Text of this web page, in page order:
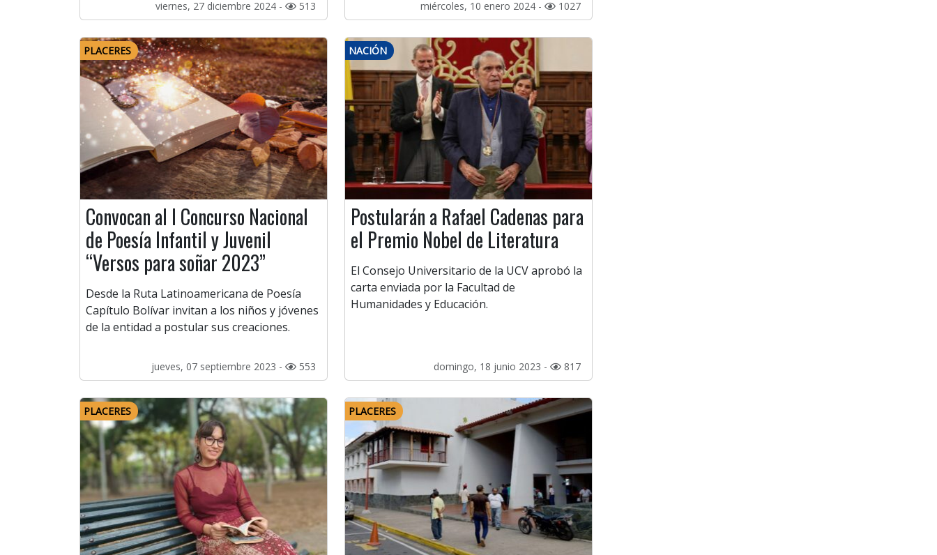
viernes, 27 diciembre 2024 - 513 miércoles, 10 enero 2024 - 1027
PLACERES
Convocan al I Concurso Nacional
de Poesía Infantil y Juvenil
“Versos para soñar 2023”
Desde la Ruta Latinoamericana de Poesía
Capítulo Bolívar invitan a los niños y jóvenes
de la entidad a postular sus creaciones.
jueves, 07 septiembre 2023 - 553
NACIÓN
Postularán a Rafael Cadenas para
el Premio Nobel de Literatura
El Consejo Universitario de la UCV aprobó la
carta enviada por la Facultad de
Humanidades y Educación.
domingo, 18 junio 2023 - 817
PLACERES PLACERES